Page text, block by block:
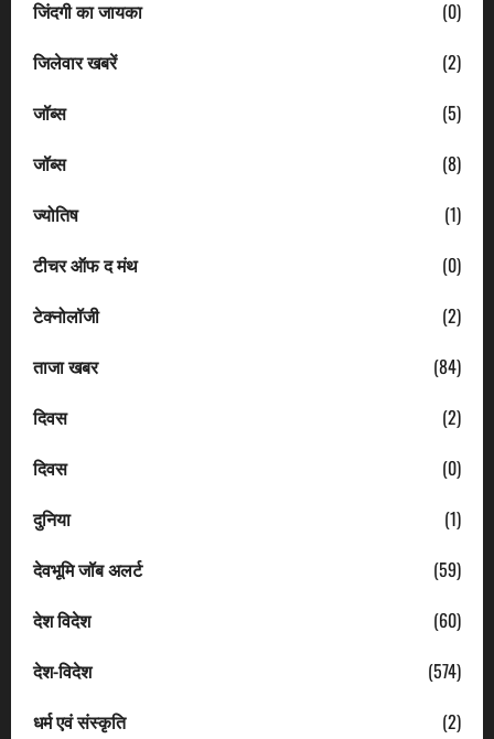
जिंदगी का जायका
(0)
जिलेवार खबरें
(2)
जॉब्स
(5)
जॉब्स
(8)
ज्योतिष
(1)
टीचर ऑफ द मंथ
(0)
टेक्नोलॉजी
(2)
ताजा खबर
(84)
दिवस
(2)
दिवस
(0)
दुनिया
(1)
देवभूमि जॉब अलर्ट
(59)
देश विदेश
(60)
देश-विदेश
(574)
धर्म एवं संस्कृति
(2)